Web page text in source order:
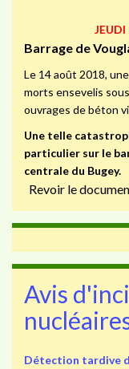
Barrage de
Le 14 août 2018,
morts ensevelis
ouvrages de béton
Une telle
particulier sur le
centrale du Bugey.
Revoir le
Avis
Détection tardive